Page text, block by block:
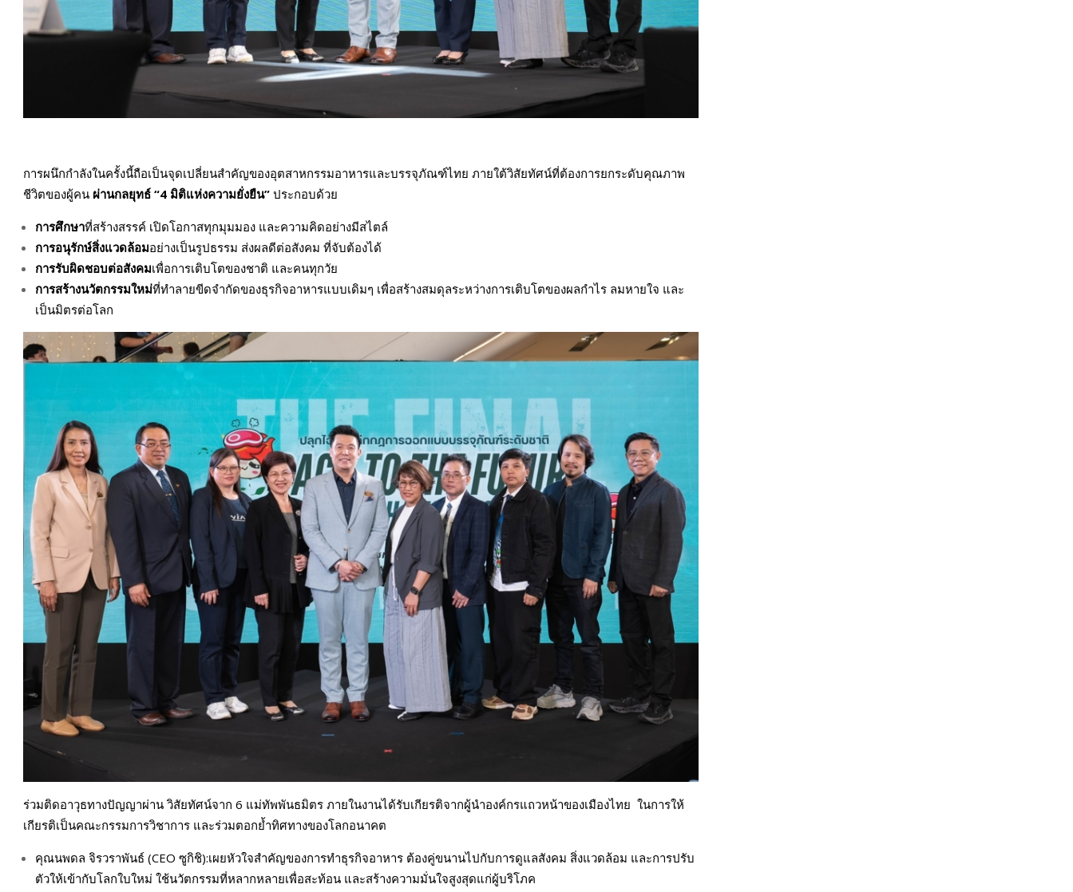
การผนึกกำลังในครั้งนี้ถือเป็นจุดเปลี่ยนสำคัญของอุตสาหกรรมอาหารและบรรจุภัณฑ์ไทย ภายใต้วิสัยทัศน์ที่ต้องการยกระดับคุณภาพ
ชีวิตของผู้คน ผ่านกลยุทธ์ “4 มิติแห่งความยั่งยืน” ประกอบด้วย
การศึกษาที่สร้างสรรค์ เปิดโอกาสทุกมุมมอง และความคิดอย่างมีสไตล์
การอนุรักษ์สิ่งแวดล้อมอย่างเป็นรูปธรรม ส่งผลดีต่อสังคม ที่จับต้องได้
การรับผิดชอบต่อสังคมเพื่อการเติบโตของชาติ และคนทุกวัย
การสร้างนวัตกรรมใหม่ที่ทำลายขีดจำกัดของธุรกิจอาหารแบบเดิมๆ เพื่อสร้างสมดุลระหว่างการเติบโตของผลกำไร ลมหายใจ และ
เป็นมิตรต่อโลก
ร่วมติดอาวุธทางปัญญาผ่าน วิสัยทัศน์จาก 6 แม่ทัพพันธมิตร ภายในงานได้รับเกียรติจากผู้นำองค์กรแถวหน้าของเมืองไทย ในการให้
เกียรติเป็นคณะกรรมการวิชาการ และร่วมตอกย้ำทิศทางของโลกอนาคต
คุณนพดล จิรวราพันธ์ (CEO ซูกิชิ):เผยหัวใจสำคัญของการทำธุรกิจอาหาร ต้องคู่ขนานไปกับการดูแลสังคม สิ่งแวดล้อม และการปรับ
ตัวให้เข้ากับโลกใบใหม่ ใช้นวัตกรรมที่หลากหลายเพื่อสะท้อน และสร้างความมั่นใจสูงสุดแก่ผู้บริโภค